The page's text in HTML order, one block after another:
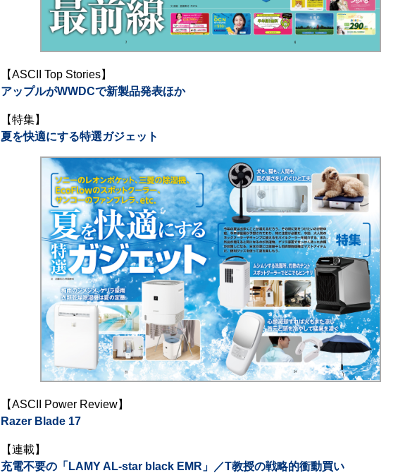
【ASCII Top Stories】
アップルがWWDCで新製品発表ほか
【特集】
夏を快適にする特選ガジェット
【ASCII Power Review】
Razer Blade 17
【連載】
充電不要の「LAMY AL-star black EMR」／T教授の戦略的衝動買い